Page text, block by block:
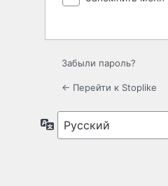
Забыли пароль?
← Перейти к Stoplike
Язык